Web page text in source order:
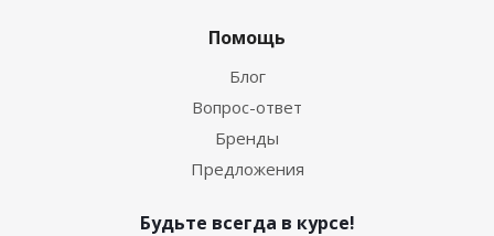
Помощь
Блог
Вопрос-ответ
Бренды
Предложения
Будьте всегда в курсе!